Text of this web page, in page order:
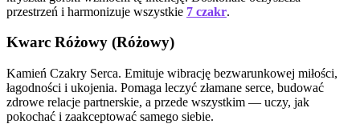
przestrzeń i harmonizuje wszystkie 7 czakr.
Kwarc Różowy (Różowy)
Kamień Czakry Serca. Emituje wibrację bezwarunkowej miłości,
łagodności i ukojenia. Pomaga leczyć złamane serce, budować
zdrowe relacje partnerskie, a przede wszystkim — uczy, jak
pokochać i zaakceptować samego siebie.